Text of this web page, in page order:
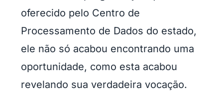
oferecido pelo Centro de
Processamento de Dados do estado,
ele não só acabou encontrando uma
oportunidade, como esta acabou
revelando sua verdadeira vocação.